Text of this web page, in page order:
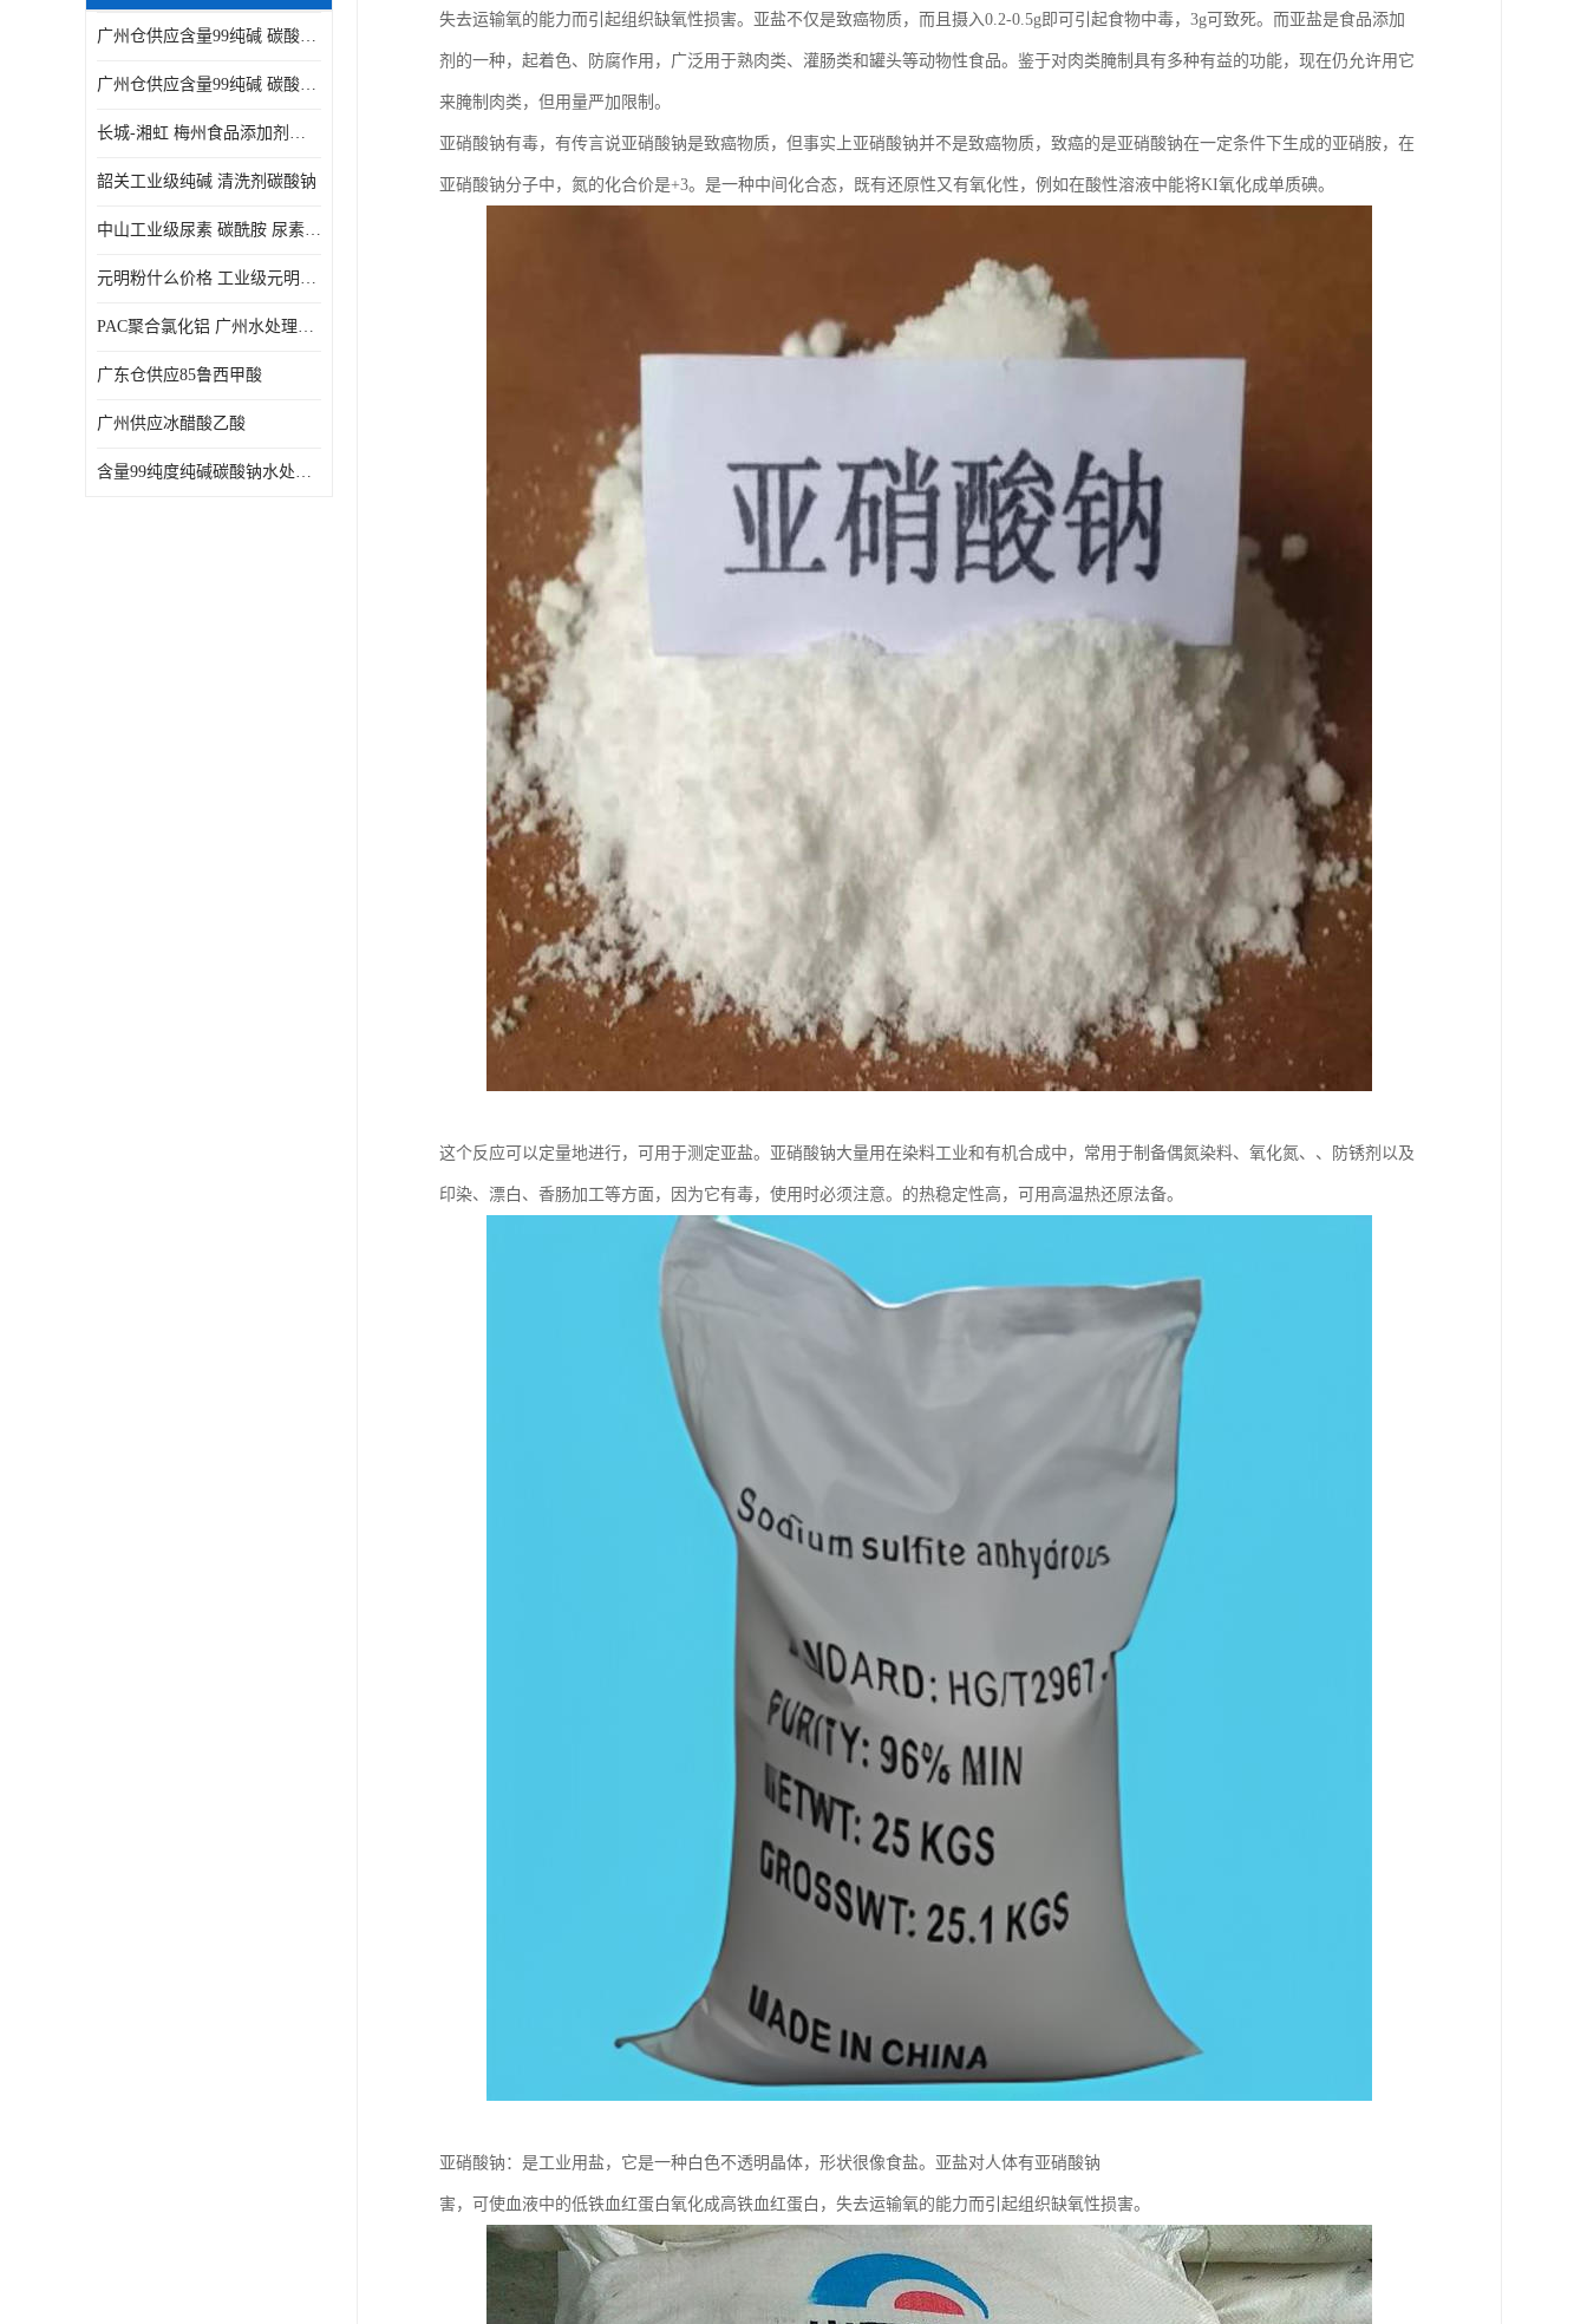
广州仓供应含量99纯碱 碳酸钠 工业级99含量水处理 酸类中和
广州仓供应含量99纯碱 碳酸钠 工业级99含量水处理 生活洗涤
长城-湘虹 梅州食品添加剂焦亚硫酸钠 作防腐剂
韶关工业级纯碱 清洗剂碳酸钠
中山工业级尿素 碳酰胺 尿素是一种高浓度氮肥
元明粉什么价格 工业级元明粉 无水硫酸钠 硫酸钠 合成洗涤剂的填充料
PAC聚合氯化铝 广州水处理药剂聚合氯化铝PAC 工业污水废水城镇生活污水的净化处理
广东仓供应85鲁西甲酸
广州供应冰醋酸乙酸
含量99纯度纯碱碳酸钠水处理剂
失去运输氧的能力而引起组织缺氧性损害。亚盐不仅是致癌物质，而且摄入0.2-0.5g即可引起食物中毒，3g可致死。而亚盐是食品添加
剂的一种，起着色、防腐作用，广泛用于熟肉类、灌肠类和罐头等动物性食品。鉴于对肉类腌制具有多种有益的功能，现在仍允许用它
来腌制肉类，但用量严加限制。
亚硝酸钠有毒，有传言说亚硝酸钠是致癌物质，但事实上亚硝酸钠并不是致癌物质，致癌的是亚硝酸钠在一定条件下生成的亚硝胺，在
亚硝酸钠分子中，氮的化合价是+3。是一种中间化合态，既有还原性又有氧化性，例如在酸性溶液中能将KI氧化成单质碘。
这个反应可以定量地进行，可用于测定亚盐。亚硝酸钠大量用在染料工业和有机合成中，常用于制备偶氮染料、氧化氮、、防锈剂以及
印染、漂白、香肠加工等方面，因为它有毒，使用时必须注意。的热稳定性高，可用高温热还原法备。
亚硝酸钠：是工业用盐，它是一种白色不透明晶体，形状很像食盐。亚盐对人体有亚硝酸钠
害，可使血液中的低铁血红蛋白氧化成高铁血红蛋白，失去运输氧的能力而引起组织缺氧性损害。